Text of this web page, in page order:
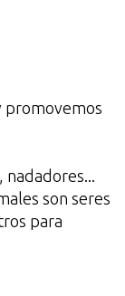
promovemos
nadadores...
son seres
para